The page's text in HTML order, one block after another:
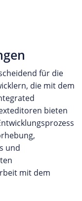
für die
die mit dem
bieten
und
mit dem